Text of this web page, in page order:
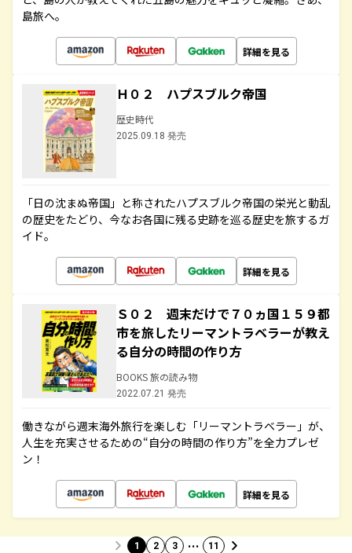
島旅へ。
詳細を見る
Ｈ０２ ハプスブルク帝国
歴史時代
2025.09.18 発売
「日の沈まぬ帝国」と称されたハプスブルク帝国の栄光と動乱
の歴史をたどり、今なお各国に残る史跡を巡る歴史を旅するガ
イド。
詳細を見る
Ｓ０２ 週末だけで７０ヵ国１５９都
市を旅したリーマントラベラーが教え
る自分の時間の作り方
BOOKS 旅の読み物
2022.07.21 発売
働きながら週末海外旅行を楽しむ「リーマントラベラー」が、
人生を充実させるための“自分の時間の作り方”を全力プレゼ
ン！
詳細を見る
1 2 3 … 11